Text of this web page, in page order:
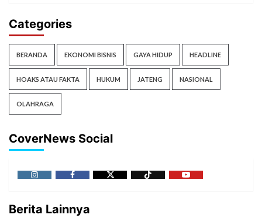
Categories
BERANDA EKONOMI BISNIS GAYA HIDUP HEADLINE
HOAKS ATAU FAKTA HUKUM JATENG NASIONAL
OLAHRAGA
CoverNews Social
Berita Lainnya